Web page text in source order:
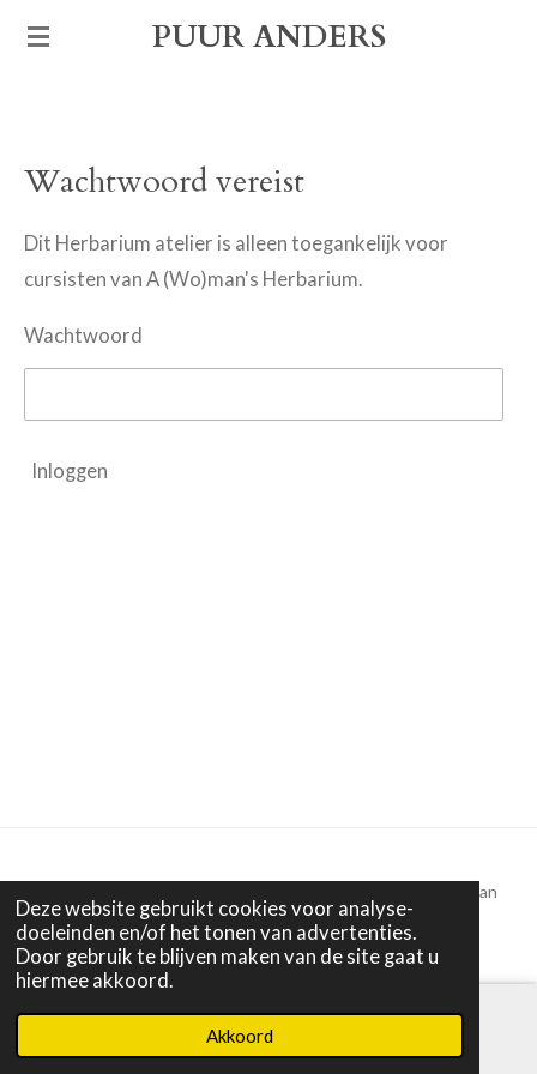
Deze website gebruikt cookies voor analyse-
doeleinden en/of het tonen van advertenties.
Door gebruik te blijven maken van de site gaat u
hiermee akkoord.
Akkoord
Ga
hoofdinhoud
PUUR ANDERS
Wachtwoord vereist
Dit Herbarium atelier is alleen toegankelijk voor
cursisten van A (Wo)man's Herbarium.
Wachtwoord
Inloggen
Alle tekst en beelden © 2022 - 2025 Puur Anders | Miranda van
Dijk